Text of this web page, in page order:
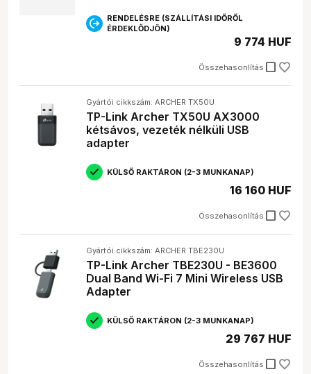
RENDELÉSRE (SZÁLLÍTÁSI IDŐRŐL
ÉRDEKLŐDJÖN)
Összehasonlítás check_box_outline_blank
9 774 HUF
Gyártói cikkszám: ARCHER TX50U
TP-Link Archer TX50U AX3000
kétsávos, vezeték nélküli USB
adapter
KÜLSŐ RAKTÁRON (2-3 MUNKANAP)
Összehasonlítás check_box_outline_blank
16 160 HUF
Gyártói cikkszám: ARCHER TBE230U
TP-Link Archer TBE230U - BE3600
Dual Band Wi-Fi 7 Mini Wireless USB
Adapter
KÜLSŐ RAKTÁRON (2-3 MUNKANAP)
Összehasonlítás check_box_outline_blank
29 767 HUF